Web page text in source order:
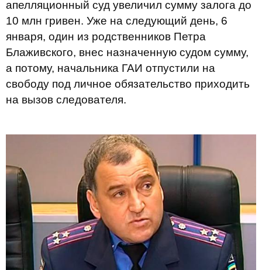
апелляционный суд увеличил сумму залога до
10 млн гривен. Уже на следующий день, 6
января, один из родственников Петра
Блаживского, внес назначенную судом сумму,
а потому, начальника ГАИ отпустили на
свободу под личное обязательство приходить
на вызов следователя.